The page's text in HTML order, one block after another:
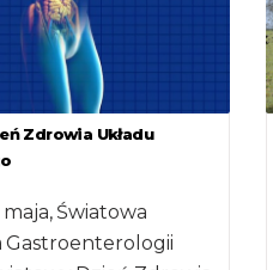
Zdrowia Układu
Światowa
Gastroenterologii